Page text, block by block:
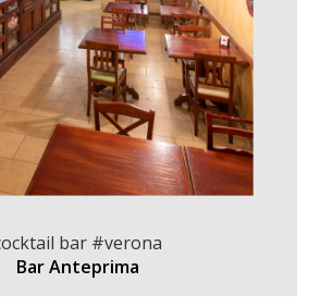
bar #verona
Bar Anteprima